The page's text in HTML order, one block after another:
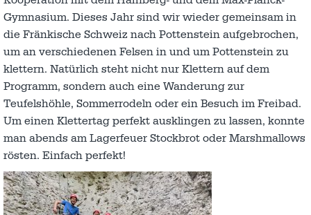
Gymnasium. Dieses Jahr sind wir wieder gemeinsam in
die Fränkische Schweiz nach Pottenstein aufgebrochen,
um an verschiedenen Felsen in und um Pottenstein zu
klettern. Natürlich steht nicht nur Klettern auf dem
Programm, sondern auch eine Wanderung zur
Teufelshöhle, Sommerrodeln oder ein Besuch im Freibad.
Um einen Klettertag perfekt ausklingen zu lassen, konnte
man abends am Lagerfeuer Stockbrot oder Marshmallows
rösten. Einfach perfekt!